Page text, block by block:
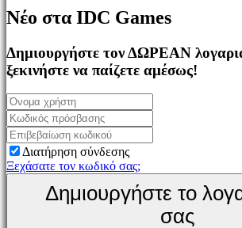
games
Κοινότητα
Παιχνίδι
Εκδηλώσεις
εντός
παιχνιδιού
Νέα
Μέσα
Μαζικής
Νέο στα IDC Games
Δημιουργήστε τον ΔΩΡΕΑΝ
ξεκινήστε να παίζετε αμέσως!
Διατήρηση σύνδεσης
Ξεχάσατε τον κωδικό σας;
Δημιουργήστε το
σας